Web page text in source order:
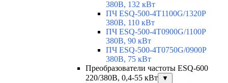
380В, 132 кВт
ПЧ ESQ-500-4T1100G/1320P
380В, 110 кВт
ПЧ ESQ-500-4T0900G/1100P
380В, 90 кВт
ПЧ ESQ-500-4T0750G/0900P
380В, 75 кВт
Преобразователи частоты ESQ-600
220/380В, 0,4-55 кВт
▼